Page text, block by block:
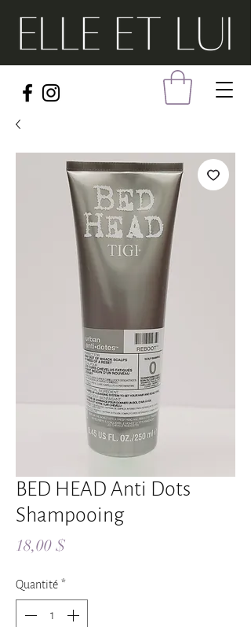
BED HEAD Anti Dots
Shampooing
18,00 $
Quantité *